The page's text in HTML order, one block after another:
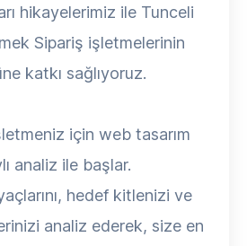
hikayelerimiz ile Tunceli
Sipariş işletmelerinin
katkı sağlıyoruz.
için web tasarım
analiz ile başlar.
hedef kitlenizi ve
analiz ederek, size en